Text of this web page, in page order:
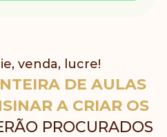
venda, lucre!
DE AULAS
A CRIAR OS
PROCURADOS